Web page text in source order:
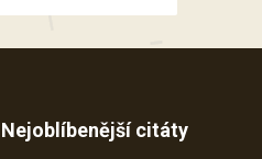
Nejoblíbenější citáty